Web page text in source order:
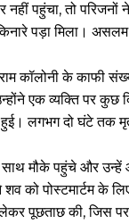
नहीं पहुंचा, तो
पड़ा मिला। असलम
कॉलोनी के काफी
एक व्यक्ति पर कुछ
लगभग दो घंटे तक
मौके पहुंचे और
शव को पोस्टमार्टम
पूछताछ की, जिस